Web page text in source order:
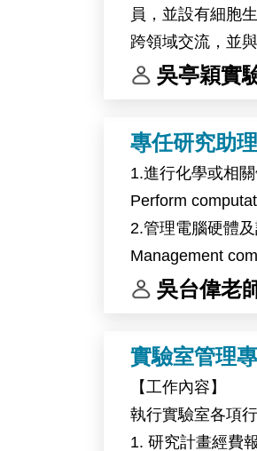
員，並設有細胞
跨領域交流，並
錄取者將參與植
本研究計畫將與
The laboratory of
full-time
The laboratory is
staff members
microscopy,
Arabidopsis, and
and
circadian clock
Primary
吳亭穎實
專任研究助理
1.進行化學或相
Perform
2.管理電腦硬體及
Management
3.計畫管理及撰
吳台偉老
實驗室管理
【工作內容】
執行實驗室各項
1. 研究計畫經費